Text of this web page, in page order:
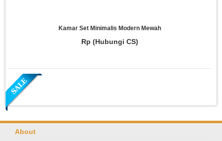
Kamar Set Minimalis Modern Mewah
Rp (Hubungi CS)
About